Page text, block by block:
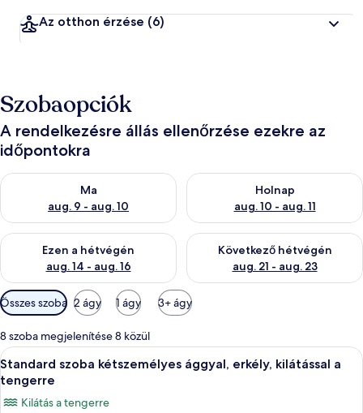
Az otthon érzése (6)
Szobaopciók
A rendelkezésre állás ellenőrzése ezekre az
időpontokra
Ma
aug. 9 - aug. 10
A ma esti rendelkezésre állás ellenőrzése: aug. 9 - aug. 10
Holnap
aug. 10 - aug. 11
A holnapi rendelkezésre állás
Ezen a hétvégén
aug. 14 - aug. 16
A mostani hétvégi rendelkezésre állás ellenőrzése: aug. 14 -
Következő hétvégén
aug. 21 - aug. 23
A következő hétvégi
Szobákhoz
rendelkezésre
álló
szűrők
Összes szoba 2 ágy 1 ágy 3+ ágy
8 szoba megjelenítése 8 közül
A
következő
szoba
Egy szállodai szoba, amelyben egy
6
Standard szoba kétszemélyes ággyal, erkély, kilátással a
tengerre
Kilátás a tengerre